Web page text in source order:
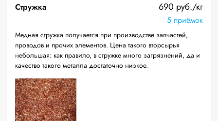
Стружка 690 руб./кг
5 приёмок
Медная стружка получается при производстве запчастей,
проводов и прочих элементов. Цена такого вторсырья
небольшая: как правило, в стружке много загрязнений, да и
качество такого металла достаточно низкое.